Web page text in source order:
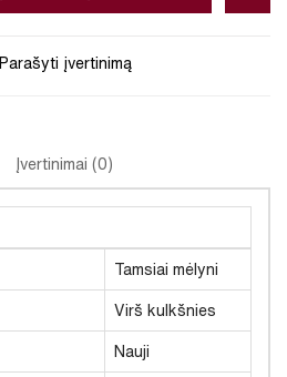
Parašyti įvertinimą
Įvertinimai (0)
Tamsiai mėlyni
Virš kulkšnies
Nauji